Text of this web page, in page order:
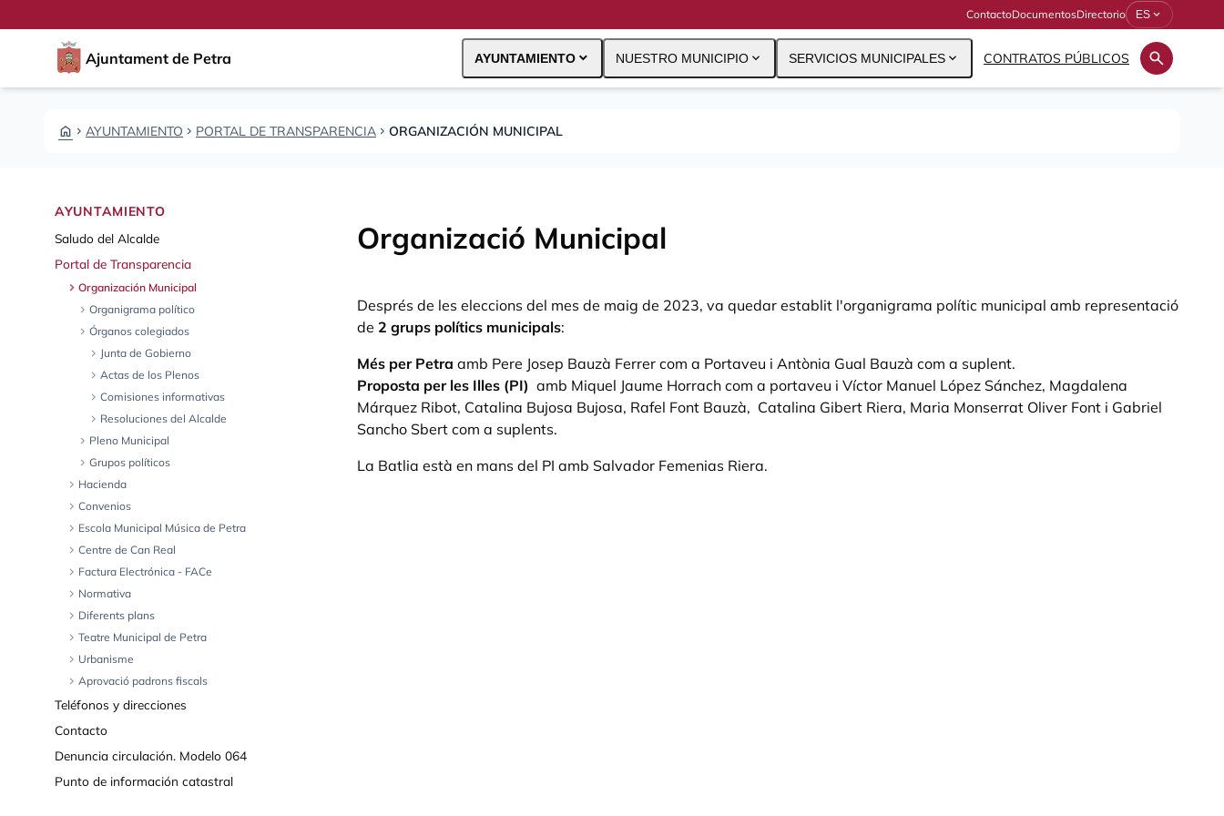
ContactoDocumentosDirectorio ES expand_more
Ajuntament de Petra AYUNTAMIENTO expand_more NUESTRO MUNICIPIO expand_more SERVICIOS MUNICIPALES expand_more CONTRATOS PÚBLICOS search
HOME CHEVRON_RIGHT AYUNTAMIENTO CHEVRON_RIGHT PORTAL DE TRANSPARENCIA CHEVRON_RIGHT ORGANIZACIÓN MUNICIPAL
AYUNTAMIENTO
Saludo del Alcalde
Portal de Transparencia
chevron_right Organización Municipal
chevron_right Organigrama político
chevron_right Órganos colegiados
chevron_right Junta de Gobierno
chevron_right Actas de los Plenos
chevron_right Comisiones informativas
chevron_right Resoluciones del Alcalde
chevron_right Pleno Municipal
chevron_right Grupos políticos
chevron_right Hacienda
chevron_right Convenios
chevron_right Escola Municipal Música de Petra
chevron_right Centre de Can Real
chevron_right Factura Electrónica - FACe
chevron_right Normativa
chevron_right Diferents plans
chevron_right Teatre Municipal de Petra
chevron_right Urbanisme
chevron_right Aprovació padrons fiscals
Teléfonos y direcciones
Contacto
Denuncia circulación. Modelo 064
Punto de información catastral
Organizació Municipal
Després de les eleccions del mes de maig de 2023, va quedar establit l'organigrama polític municipal amb representació
de 2 grups polítics municipals:
Més per Petra amb Pere Josep Bauzà Ferrer com a Portaveu i Antònia Gual Bauzà com a suplent.
Proposta per les Illes (PI) amb Miquel Jaume Horrach com a portaveu i Víctor Manuel López Sánchez, Magdalena
Márquez Ribot, Catalina Bujosa Bujosa, Rafel Font Bauzà, Catalina Gibert Riera, Maria Monserrat Oliver Font i Gabriel
Sancho Sbert com a suplents.
La Batlia està en mans del PI amb Salvador Femenias Riera.